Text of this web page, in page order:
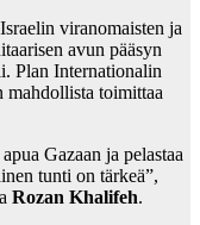
viranomaisten ja
avun pääsyn
Plan Internationalin
mahdollista toimittaa
Gazaan ja pelastaa
tunti on tärkeä”,
Rozan Khalifeh.